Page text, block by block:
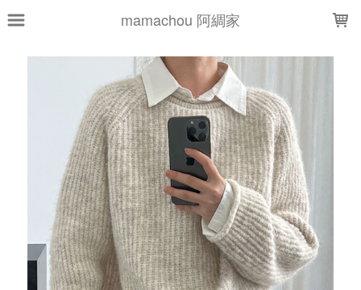
mamachou 阿綢家